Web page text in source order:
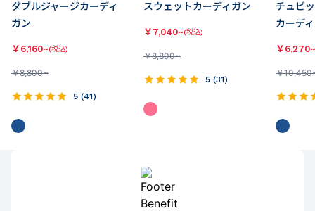
ダブルジャージカーディ
ガン
￥ 6,160~(税込)
￥8,800~
5 (41)
スウェットカーディガン
￥ 7,040~(税込)
￥8,800~
5 (31)
チュビ
カーデ
￥ 6,270~
￥